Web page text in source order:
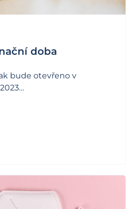
doba
bude otevřeno v